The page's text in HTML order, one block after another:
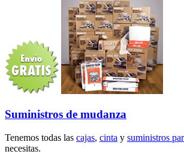
Suministros de mudanza
Tenemos todas las cajas, cinta y suministros
necesitas.